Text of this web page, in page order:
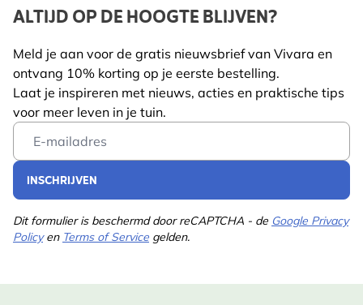
Jaarrond voeren: ideaal in winter en broedseizoen
Flexibel gebruik: geschikt voor vetblokhouders, tafels
of grondvoeding
Vogelvriendelijke voeding: ondersteunt de
gezondheid van vogels
Betrouwbare Vivara expertise
specialisten
Koolmees, Grote bonte
Staartmees, Glanskop,
Boomklever, Spreeuw,
Matkop
huisdieren
ALTIJD OP DE HOOGTE BLIJVEN?
Meld je aan voor de gratis nieuwsbrief van Vivara en
ontvang 10% korting op je eerste bestelling.
Laat je inspireren met nieuws, acties en praktische tips
voor meer leven in je tuin.
Email Address
INSCHRIJVEN
Dit formulier is beschermd door reCAPTCHA - de Google Privacy
Policyen Terms of Service gelden.